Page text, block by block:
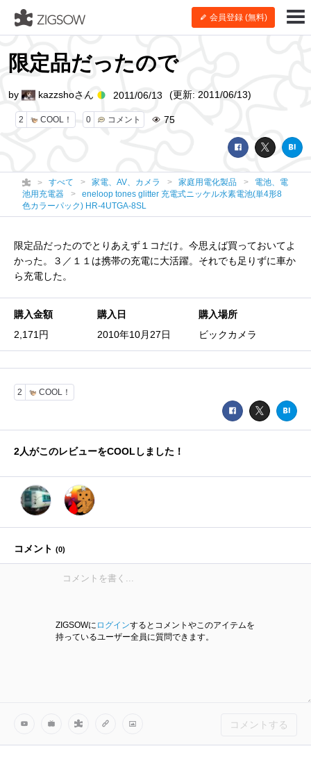
会員登録 (無料)
限定品だったので
2 COOL！ 0 コメント 75
by kazzshoさん 2011/06/13 (更新: 2011/06/13)
すべて 家電、AV、カメラ 家庭用電化製品
電池、電
池用充電器
eneloop tones glitter 充電式ニッケル水素電池(単4形8
色カラーパック) HR-4UTGA-8SL
限定品だったのでとりあえず１コだけ。今思えば買っておいてよ
かった。３／１１は携帯の充電に大活躍。それでも足りずに車か
ら充電した。
購入金額
2,171円
購入日
2010年10月27日
購入場所
ビックカメラ
2 COOL！
2人がこのレビューをCOOLしました！
コメント (0)
ZIGSOWに ログインするとコメントやこのアイテムを
持っているユーザー全員に質問できます。
コメントする